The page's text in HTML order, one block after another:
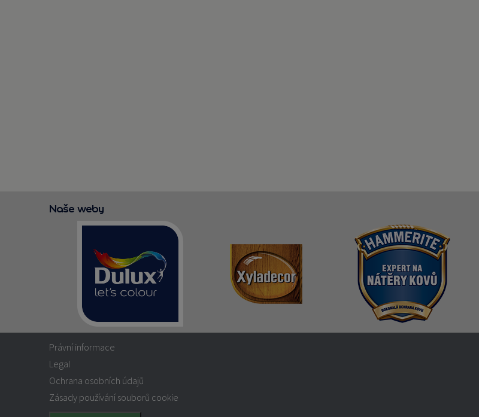
Naše weby
Právní informace
Legal
Ochrana osobních údajů
Zásady používání souborů cookie